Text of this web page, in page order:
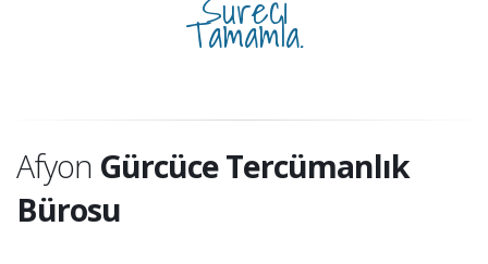
Tamamla.
Afyon Gürcüce Tercümanlık
Bürosu